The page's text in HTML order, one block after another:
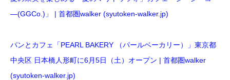
―(GGCo.)」 | 首都圏walker (syutoken-walker.jp)
パンとカフェ「PEARL BAKERY （パールベーカリー）」東京都
中央区 日本橋人形町に6月5日（土）オープン | 首都圏walker
(syutoken-walker.jp)